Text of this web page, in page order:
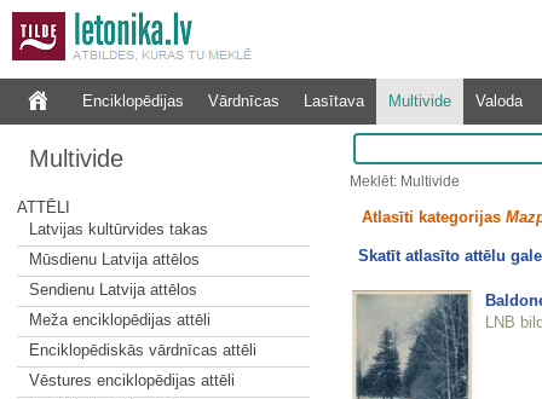
Enciklopēdijas Vārdnīcas Lasītava Multivide Valoda
Multivide
ATTĒLI
Latvijas kultūrvides takas
Mūsdienu Latvija attēlos
Sendienu Latvija attēlos
Meža enciklopēdijas attēli
Enciklopēdiskās vārdnīcas attēli
Vēstures enciklopēdijas attēli
Meklēt: Multivide
Atlasīti kategorijas
Skatīt atlasīto attēlu
LNB